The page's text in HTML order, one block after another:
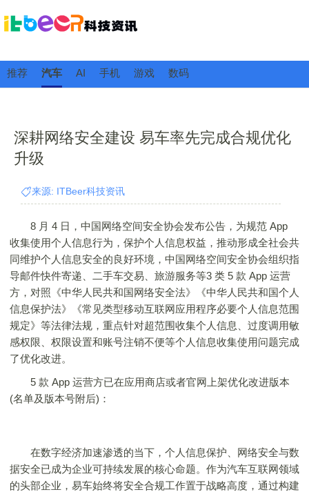
推荐 汽车 AI 手机 游戏 数码
深耕网络安全建设 易车率先完成合规优化
升级
来源: ITBeer科技资讯
8 月 4 日，中国网络空间安全协会发布公告，为规范 App
收集使用个人信息行为，保护个人信息权益，推动形成全社会共
同维护个人信息安全的良好环境，中国网络空间安全协会组织指
导邮件快件寄递、二手车交易、旅游服务等3 类 5 款 App 运营
方，对照《中华人民共和国网络安全法》《中华人民共和国个人
信息保护法》《常见类型移动互联网应用程序必要个人信息范围
规定》等法律法规，重点针对超范围收集个人信息、过度调用敏
感权限、权限设置和账号注销不便等个人信息收集使用问题完成
了优化改进。
5 款 App 运营方已在应用商店或者官网上架优化改进版本
(名单及版本号附后)：
在数字经济加速渗透的当下，个人信息保护、网络安全与数
据安全已成为企业可持续发展的核心命题。作为汽车互联网领域
的头部企业，易车始终将安全合规工作置于战略高度，通过构建